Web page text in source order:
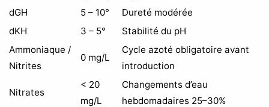
dGH
5 – 10°
Dureté modérée
dKH
3 – 5°
Stabilité du pH
Ammoniaque /
Nitrites
0 mg/L
Cycle azoté obligatoire avant
introduction
Nitrates
< 20
mg/L
Changements d’eau
hebdomadaires 25–30%